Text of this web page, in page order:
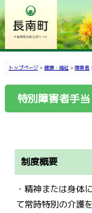
トップページ > 健康・福祉 > 障害者
特別障害者手当
制度概要
・精神または身体
て常時特別の介護